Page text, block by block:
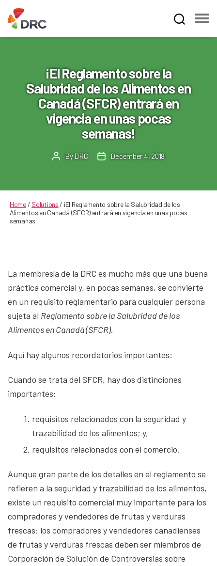
Dispute
Resolution
Corporation
¡El Reglamento sobre la
Salubridad de los Alimentos en
Canadá (SFCR) entrará en
vigencia en unas pocas
semanas!
PostBy DRC
PostDecember 4, 2018
Home/ Solutions / ¡El Reglamento sobre la Salubridad de los
Alimentos en Canadá (SFCR) entrará en vigencia en unas pocas
semanas!
La membresía de la DRC es mucho más que una buena
práctica comercial y, en pocas semanas, se convierte
en un requisito reglamentario para cualquier persona
sujeta al Reglamento sobre la Salubridad de los
Alimentos en Canadá (SFCR).
Aquí hay algunos recordatorios importantes:
Cuando se trata del SFCR, hay dos distinciones
importantes:
requisitos relacionados con la seguridad y
trazabilidad de los alimentos; y,
requisitos relacionados con el comercio.
Aunque gran parte de los detalles en el reglamento se
refieren a la seguridad y trazabilidad de los alimentos,
existe un requisito comercial muy importante para los
compradores y vendedores de frutas y verduras
frescas: los compradores y vendedores canadienses
de frutas y verduras frescas deben ser miembros de
Corporación de Solución de Controversias sobre